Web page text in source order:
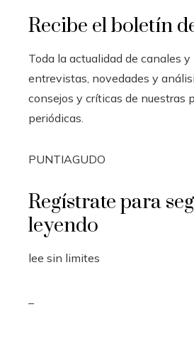
Recibe el boletín
Toda la actualidad de canales
entrevistas, novedades y
consejos y críticas de nuestras
periódicas.
PUNTIAGUDO
Regístrate para
leyendo
lee sin limites